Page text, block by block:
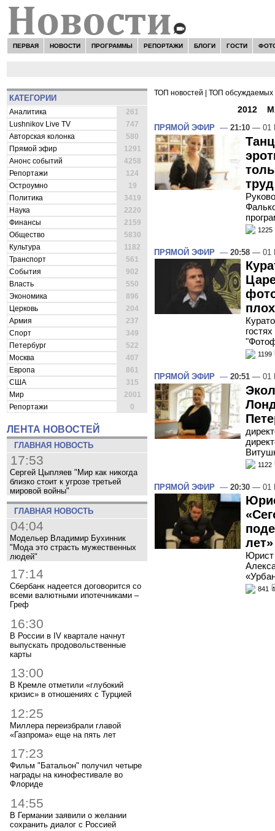
ПЕРВАЯ НОВОСТИ ПРОГРАММЫ РЕПОРТАЖИ БЛОГИ ГОСТИ
КАТЕГОРИИ
Аналитика
261
Lushnikov Live TV
747
Авторская колонка
580
Прямой эфир
1291
Анонс событий
4258
Репортажи
124
Остроумно
19
Политика
3419
Наука
2220
Финансы
2159
Общество
5830
Культура
1182
Транспорт
561
События
902
Власть
550
Экономика
896
Церковь
204
Армия
237
Спорт
349
Петербург
522
Москва
407
Европа
861
США
315
Мир
2001
Репортажи
0
ЛЕНТА НОВОСТЕЙ
ГЛАВНАЯ НОВОСТЬ
17:53
Сергей Цыпляев "Мир как никогда
близко стоит к угрозе третьей
мировой войны"
ГЛАВНАЯ НОВОСТЬ
04:04
Модельер Владимир Бухинник
"Мода это страсть мужественных
людей"
17:14
Сбербанк надеется договорится со
всеми валютными ипотечниками –
Греф
16:30
В России в IV квартале начнут
выпускать продовольственные
карты
13:00
В Кремле отметили «глубокий
кризис» в отношениях с Турцией
12:25
Миллера переизбрали главой
«Газпрома» еще на пять лет
17:23
Фильм "Батальон" получил четыре
награды на кинофестивале во
Флориде
14:55
В Германии заявили о желании
сохранить диалог с Россией
ТОП новостей ТОП обсуждаемых
2012
ПРЯМОЙ ЭФИР — 21:10 — 01
труд
1225
ПРЯМОЙ ЭФИР — 20:58 — 01
1199
ПРЯМОЙ ЭФИР — 20:51 — 01
1122
ПРЯМОЙ ЭФИР — 20:30 — 01
лет»
Юрист
841